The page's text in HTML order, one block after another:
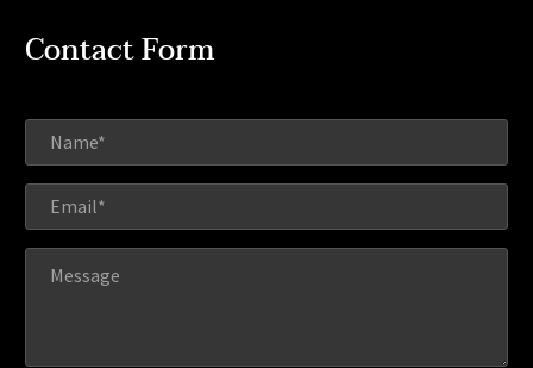
Contact Form